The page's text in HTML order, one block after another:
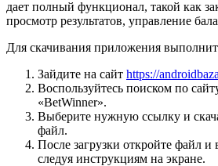
дает полный функционал, такой как
просмотр результатов, управление
Для скачивания приложения
Зайдите на сайт https://
Воспользуйтесь поиском по
«BetWinner».
Выберите нужную ссылку и
файл.
После загрузки откройте файл и
следуя инструкциям на экране.